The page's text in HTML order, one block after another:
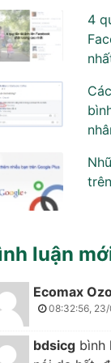
4
luận
Ecomax
08:32:56,
bdsicg bình